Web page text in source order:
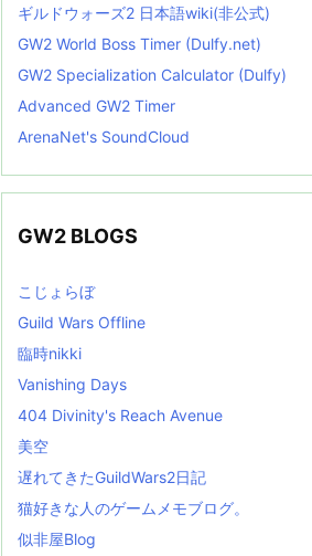
ギルドウォーズ2 日本語wiki(非公式)
GW2 World Boss Timer (Dulfy.net)
GW2 Specialization Calculator (Dulfy)
Advanced GW2 Timer
ArenaNet's SoundCloud
GW2 BLOGS
こじょらぼ
Guild Wars Offline
臨時nikki
Vanishing Days
404 Divinity's Reach Avenue
美空
遅れてきたGuildWars2日記
猫好きな人のゲームメモブログ。
似非屋Blog